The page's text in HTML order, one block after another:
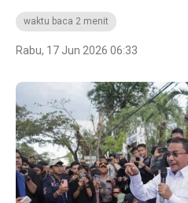
waktu baca 2 menit
Rabu, 17 Jun 2026 06:33